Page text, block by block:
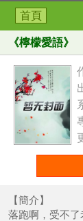
首頁
《檸檬愛語》
【簡介】
落跑啊，受不